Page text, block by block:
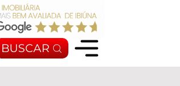
BUSCAR